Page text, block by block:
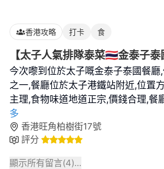
香港攻略 打卡 食
【太子人氣排隊泰菜🇹🇭金泰子泰
今次嚟到位於太子嘅金泰子泰國餐
之一,餐廳位於太子港鐵站附近,位置
主理,食物味道地道正宗,價錢合理,餐
多
香港旺角柏樹街17號
評分
顯示所有留言(4)...